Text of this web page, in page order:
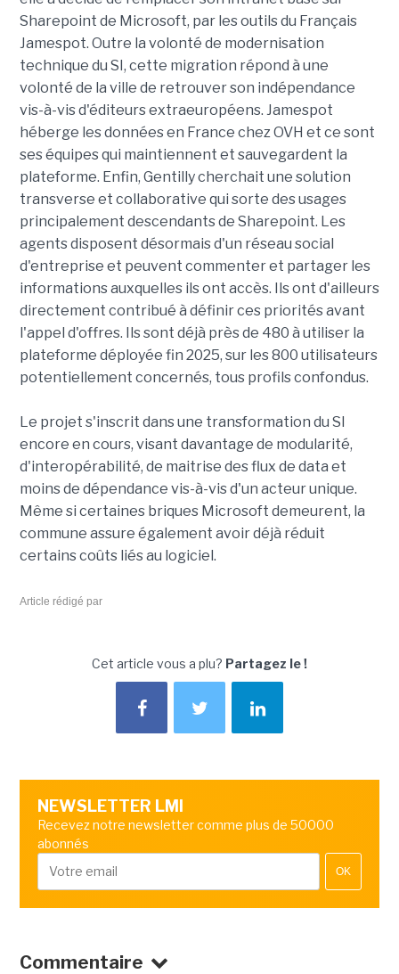
Sharepoint de Microsoft, par les outils du Français
Jamespot. Outre la volonté de modernisation
technique du SI, cette migration répond à une
volonté de la ville de retrouver son indépendance
vis-à-vis d'éditeurs extraeuropéens. Jamespot
héberge les données en France chez OVH et ce sont
ses équipes qui maintiennent et sauvegardent la
plateforme. Enfin, Gentilly cherchait une solution
transverse et collaborative qui sorte des usages
principalement descendants de Sharepoint. Les
agents disposent désormais d'un réseau social
d'entreprise et peuvent commenter et partager les
informations auxquelles ils ont accès. Ils ont d'ailleurs
directement contribué à définir ces priorités avant
l'appel d'offres. Ils sont déjà près de 480 à utiliser la
plateforme déployée fin 2025, sur les 800 utilisateurs
potentiellement concernés, tous profils confondus.
Le projet s'inscrit dans une transformation du SI
encore en cours, visant davantage de modularité,
d'interopérabilité, de maitrise des flux de data et
moins de dépendance vis-à-vis d'un acteur unique.
Même si certaines briques Microsoft demeurent, la
commune assure également avoir déjà réduit
certains coûts liés au logiciel.
Article rédigé par
Cet article vous a plu? Partagez le !
NEWSLETTER LMI
Recevez notre newsletter comme plus de 50000
abonnés
OK
Commentaire